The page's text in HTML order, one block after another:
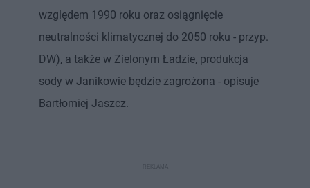
względem 1990 roku oraz osiągnięcie
neutralności klimatycznej do 2050 roku - przyp.
DW), a także w Zielonym Ładzie, produkcja
sody w Janikowie będzie zagrożona - opisuje
Bartłomiej Jaszcz.